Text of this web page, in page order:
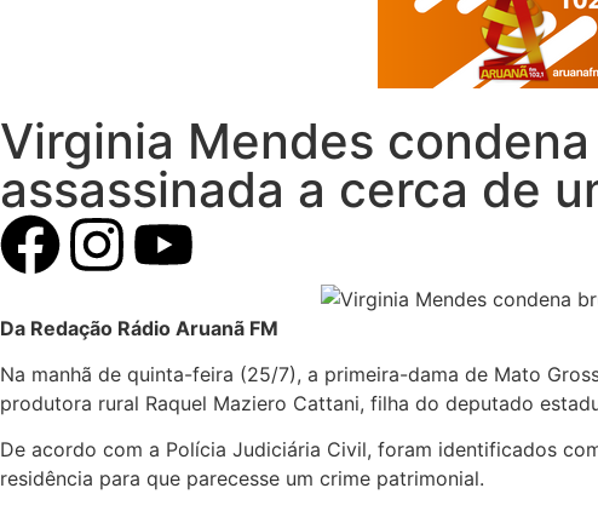
Virginia Mendes
assassinada a cerca de
Da Redação Rádio Aruanã FM
Na manhã de quinta-feira (25/7), a primeira-dama de Mato
produtora rural Raquel Maziero Cattani, filha do deputado
De acordo com a Polícia Judiciária Civil, foram identificados
residência para que parecesse um crime patrimonial.